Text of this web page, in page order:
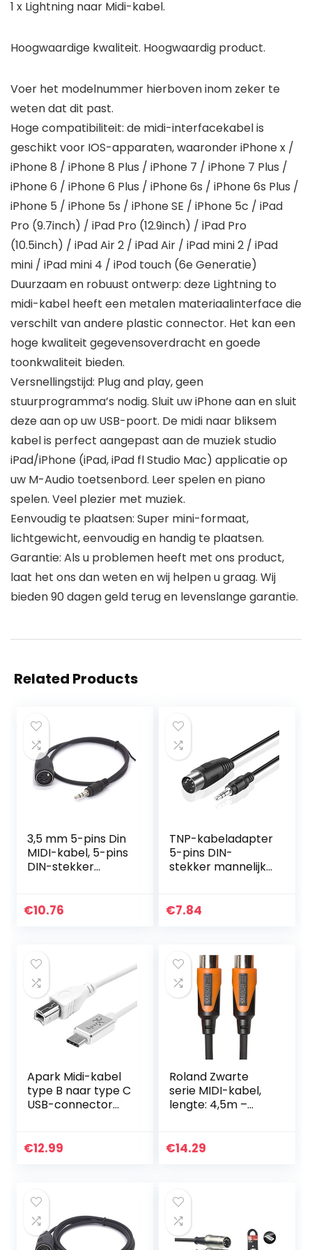
1 x Lightning naar Midi-kabel.
Hoogwaardige kwaliteit. Hoogwaardig product.
Voer het modelnummer hierboven inom zeker te
weten dat dit past.
Hoge compatibiliteit: de midi-interfacekabel is
geschikt voor IOS-apparaten, waaronder iPhone x /
iPhone 8 / iPhone 8 Plus / iPhone 7 / iPhone 7 Plus /
iPhone 6 / iPhone 6 Plus / iPhone 6s / iPhone 6s Plus /
iPhone 5 / iPhone 5s / iPhone SE / iPhone 5c / iPad
Pro (9.7inch) / iPad Pro (12.9inch) / iPad Pro
(10.5inch) / iPad Air 2 / iPad Air / iPad mini 2 / iPad
mini / iPad mini 4 / iPod touch (6e Generatie)
Duurzaam en robuust ontwerp: deze Lightning to
midi-kabel heeft een metalen materiaalinterface die
verschilt van andere plastic connector. Het kan een
hoge kwaliteit gegevensoverdracht en goede
toonkwaliteit bieden.
Versnellingstijd: Plug and play, geen
stuurprogramma’s nodig. Sluit uw iPhone aan en sluit
deze aan op uw USB-poort. De midi naar bliksem
kabel is perfect aangepast aan de muziek studio
iPad/iPhone (iPad, iPad fl Studio Mac) applicatie op
uw M-Audio toetsenbord. Leer spelen en piano
spelen. Veel plezier met muziek.
Eenvoudig te plaatsen: Super mini-formaat,
lichtgewicht, eenvoudig en handig te plaatsen.
Garantie: Als u problemen heeft met ons product,
laat het ons dan weten en wij helpen u graag. Wij
bieden 90 dagen geld terug en levenslange garantie.
Related Products
3,5 mm 5-pins Din
MIDI-kabel, 5-pins
DIN-stekker
Stereo Mannelijke
toetsenbord IK
Multimedia (50
cm)
€10.76
TNP-kabeladapter
5-pins DIN-
stekker mannelijk
TRS stereo
€7.84
Apark Midi-kabel
type B naar type C
USB-connector
kabel voor
€12.99
Roland Zwarte
serie MIDI-kabel,
lengte: 4,5m –
€14.29